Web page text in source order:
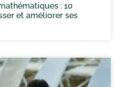
: 10
et améliorer ses